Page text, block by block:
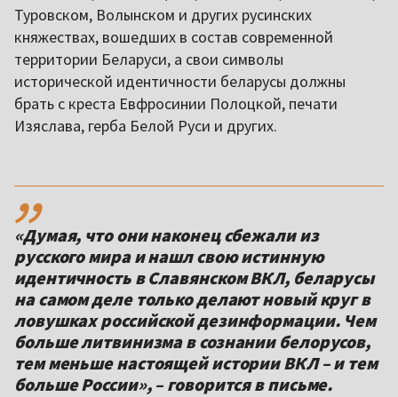
Туровском, Волынском и других русинских
княжествах, вошедших в состав современной
территории Беларуси, а свои символы
исторической идентичности беларусы должны
брать с креста Евфросинии Полоцкой, печати
Изяслава, герба Белой Руси и других.
,,
«Думая, что они наконец сбежали из
русского мира и нашл свою истинную
идентичность в Славянском ВКЛ, беларусы
на самом деле только делают новый круг в
ловушках российской дезинформации. Чем
больше литвинизма в сознании белорусов,
тем меньше настоящей истории ВКЛ – и тем
больше России», – говорится в письме.